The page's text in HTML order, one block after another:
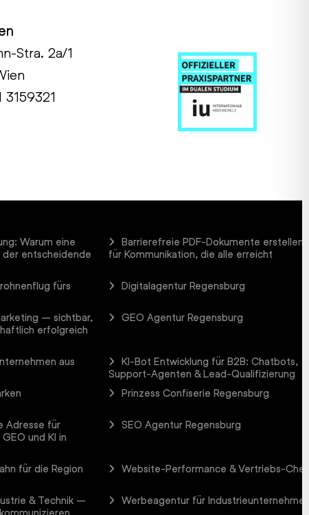
Stra. 2a/1
3159321
Warum eine
entscheidende
Barrierefreie PDF-Dokumente erstellen
für Kommunikation, die alle erreicht
fürs
Digitalagentur Regensburg
– sichtbar,
erfolgreich
GEO Agentur Regensburg
aus
KI-Bot Entwicklung für B2B: Chatbots,
Support-Agenten & Lead-Qualifizierung
Prinzess Confiserie Regensburg
Adresse für
und KI in
SEO Agentur Regensburg
für die Region
Website-Performance & Vertriebs-
& Technik –
Werbeagentur für